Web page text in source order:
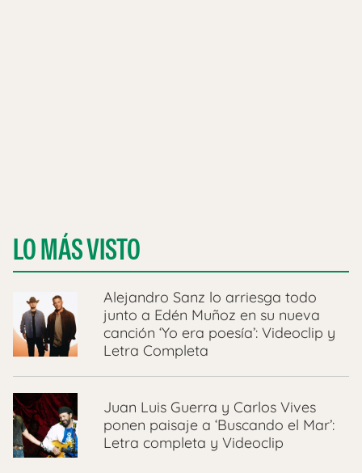
LO MÁS VISTO
Alejandro Sanz lo arriesga todo
junto a Edén Muñoz en su nueva
canción ‘Yo era poesía’: Videoclip y
Letra Completa
Juan Luis Guerra y Carlos Vives
ponen paisaje a ‘Buscando el Mar’:
Letra completa y Videoclip